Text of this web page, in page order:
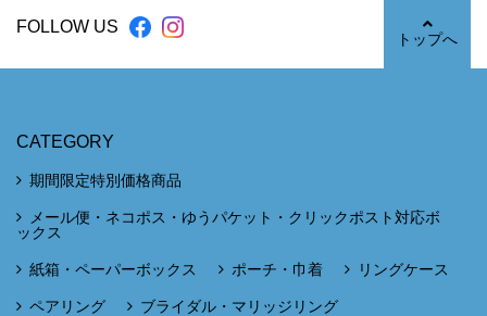
FOLLOW US
トップへ
CATEGORY
期間限定特別価格商品
メール便・ネコポス・ゆうパケット・クリックポスト対応ボ
ックス
紙箱・ペーパーボックス ポーチ・巾着 リングケース
ペアリング ブライダル・マリッジリング